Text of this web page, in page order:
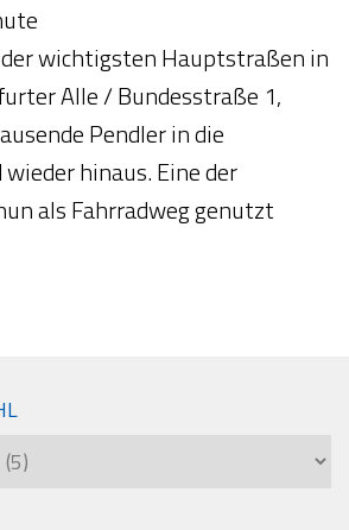
wichtigsten Hauptstraßen in
Alle / Bundesstraße 1,
Pendler in die
hinaus. Eine der
als Fahrradweg genutzt